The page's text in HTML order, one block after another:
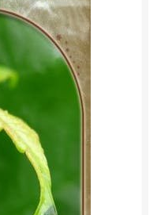
Meditatieve haiku’s